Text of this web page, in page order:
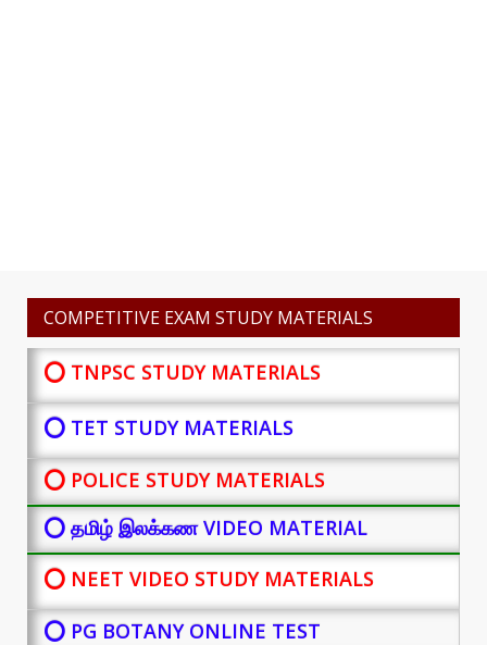
COMPETITIVE EXAM STUDY MATERIALS
⭕ TNPSC STUDY MATERIALS
⭕ TET STUDY MATERIALS
⭕ POLICE STUDY MATERIALS
⭕ தமிழ் இலக்கண VIDEO MATERIAL
⭕ NEET VIDEO STUDY MATERIALS
⭕ PG BOTANYONLINE TEST